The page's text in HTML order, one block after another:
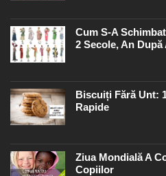
Cum S-A
2 Secole, An După
Biscuiți Fără Unt:
Rapide
Ziua Mondială A
Copiilor